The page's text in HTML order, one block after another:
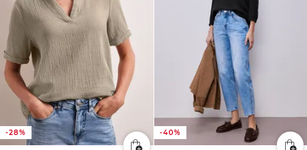
-28% -40%